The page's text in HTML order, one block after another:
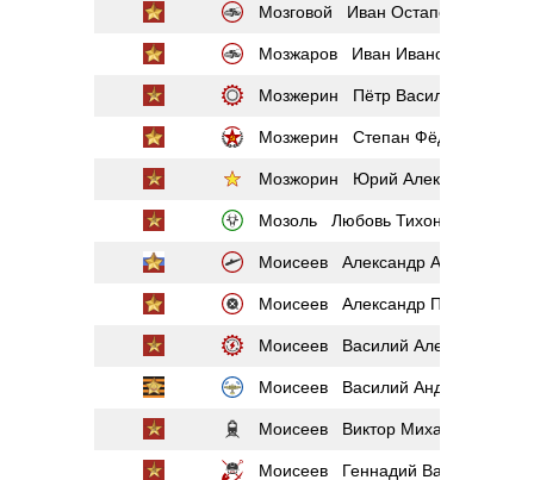
Мозговой Иван Остапович
Мозжаров Иван Иванович
Мозжерин Пётр Васильевич
Мозжерин Степан Фёдорович
Мозжорин Юрий Александрович
Мозоль Любовь Тихоновна
Моисеев Александр Алексеевич
Моисеев Александр Петрович
Моисеев Василий Александрович
Моисеев Василий Андреевич
Моисеев Виктор Михайлович
Моисеев Геннадий Васильевич